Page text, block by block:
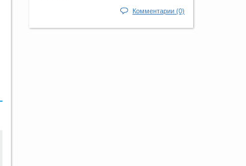
Комментарии (0)